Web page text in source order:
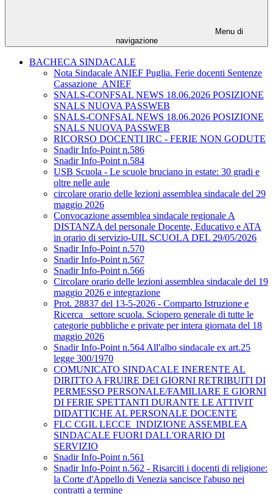
Menu di
navigazione
BACHECA SINDACALE
Nota Sindacale ANIEF Puglia. Ferie docenti Sentenze
Cassazione_ANIEF
SNALS-CONFSAL NEWS 18.06.2026 POSIZIONE
SNALS NUOVA PASSWEB
SNALS-CONFSAL NEWS 18.06.2026 POSIZIONE
SNALS NUOVA PASSWEB
RICORSO DOCENTI IRC - FERIE NON GODUTE
Snadir Info-Point n.586
Snadir Info-Point n.584
USB Scuola - Le scuole bruciano in estate: 30 gradi e
oltre nelle aule
circolare orario delle lezioni assemblea sindacale del 29
maggio 2026
Convocazione assemblea sindacale regionale A
DISTANZA del personale Docente, Educativo e ATA
in orario di servizio-UIL SCUOLA DEL 29/05/2026
Snadir Info-Point n.570
Snadir Info-Point n.567
Snadir Info-Point n.566
Circolare orario delle lezioni assemblea sindacale del 19
maggio 2026 e integrazione
Prot. 28837 del 13-5-2026 - Comparto Istruzione e
Ricerca_ settore scuola. Sciopero generale di tutte le
categorie pubbliche e private per intera giornata del 18
maggio 2026
Snadir Info-Point n.564 All'albo sindacale ex art.25
legge 300/1970
COMUNICATO SINDACALE INERENTE AL
DIRITTO A FRUIRE DEI GIORNI RETRIBUITI DI
PERMESSO PERSONALE/FAMILIARE E GIORNI
DI FERIE SPETTANTI DURANTE LE ATTIVIT
DIDATTICHE AL PERSONALE DOCENTE
FLC CGIL LECCE_INDIZIONE ASSEMBLEA
SINDACALE FUORI DALL'ORARIO DI
SERVIZIO
Snadir Info-Point n.561
Snadir Info-Point n.562 - Risarciti i docenti di religione:
la Corte d'Appello di Venezia sancisce l'abuso nei
contratti a termine